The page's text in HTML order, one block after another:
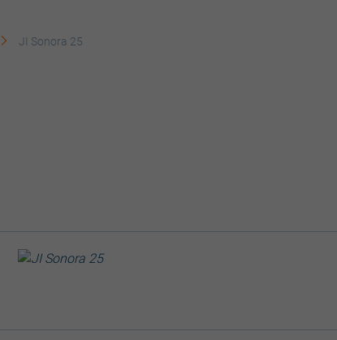
JI Sonora 25